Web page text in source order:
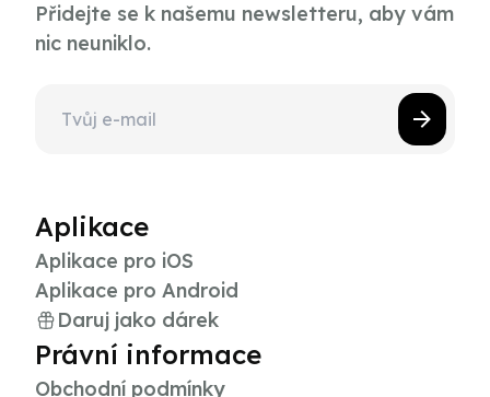
Přidejte se k našemu newsletteru, aby vám
nic neuniklo.
Aplikace
Aplikace pro iOS
Aplikace pro Android
Daruj jako dárek
Právní informace
Obchodní podmínky